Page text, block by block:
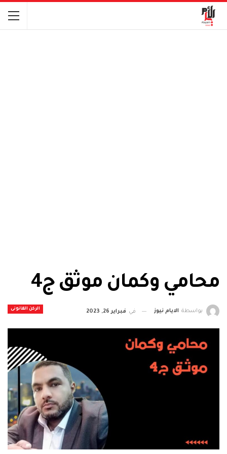
محامي وكمان موثق ج4
الركن القانونى بواسطة الايام نيوز في فبراير 26, 2023